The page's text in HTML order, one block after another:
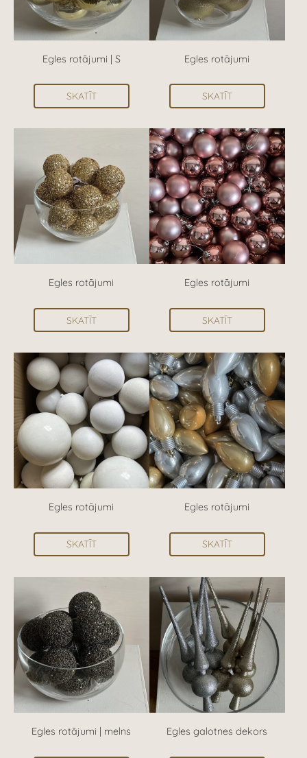
Egles rotājumi | S
SKATĪT
Egles rotājumi
SKATĪT
Egles rotājumi
SKATĪT
Egles rotājumi
SKATĪT
Egles rotājumi
SKATĪT
Egles rotājumi
SKATĪT
Egles rotājumi | melns Egles galotnes dekors